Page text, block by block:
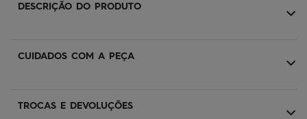
DESCRIÇÃO DO PRODUTO
CUIDADOS COM A PEÇA
TROCAS E DEVOLUÇÕES